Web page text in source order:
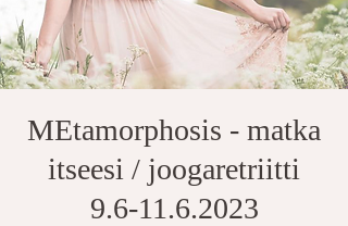
MEtamorphosis - matka
itseesi / joogaretriitti
9.6-11.6.2023